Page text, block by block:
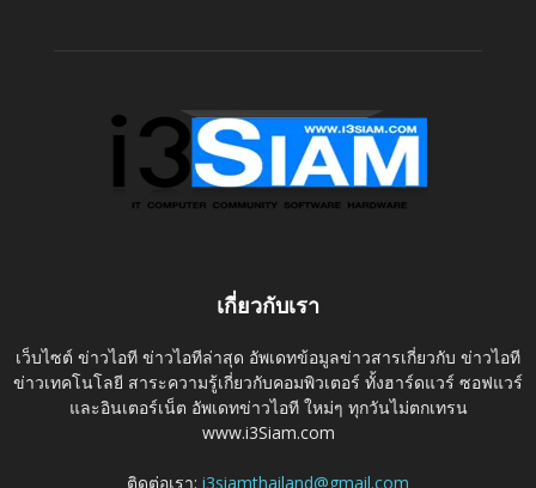
เกี่ยวกับเรา
เว็บไซต์ ข่าวไอที ข่าวไอทีล่าสุด อัพเดทข้อมูลข่าวสารเกี่ยวกับ ข่าวไอที
ข่าวเทคโนโลยี สาระความรู้เกี่ยวกับคอมพิวเตอร์ ทั้งฮาร์ดแวร์ ซอฟแวร์
และอินเตอร์เน็ต อัพเดทข่าวไอที ใหม่ๆ ทุกวันไม่ตกเทรน
www.i3Siam.com
ติดต่อเรา: i3siamthailand@gmail.com